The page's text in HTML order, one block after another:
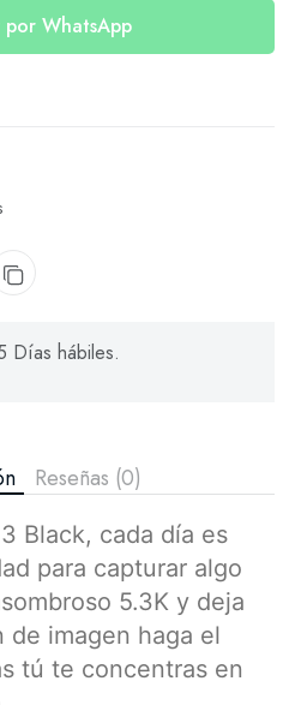
WhatsApp
Días hábiles.
Reseñas (0)
Black, cada día es
para capturar algo
5.3K y deja
de imagen haga el
tú te concentras en